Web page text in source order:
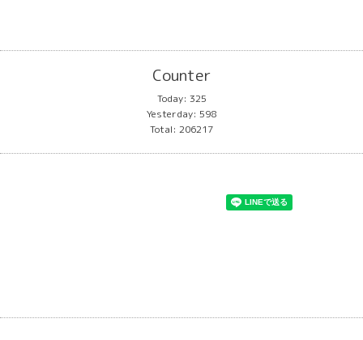
Counter
Today: 325
Yesterday: 598
Total: 206217